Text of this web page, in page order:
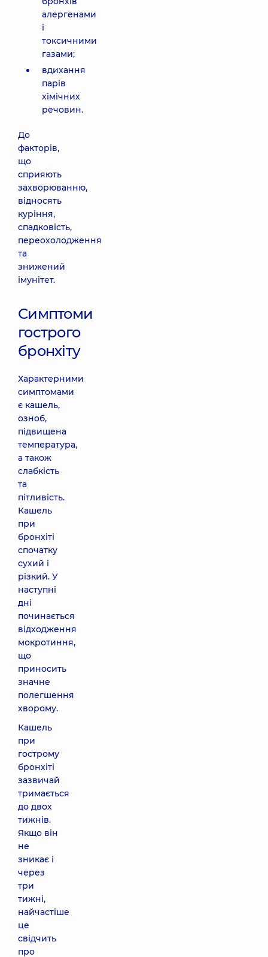
алергенами
і
токсичними
газами;
вдихання
парів
хімічних
речовин.
До
факторів,
що
сприяють
захворюванню,
відносять
куріння,
спадковість,
переохолодження
та
знижений
імунітет.
Симптоми
гострого
бронхіту
Характерними
симптомами
є кашель,
озноб,
підвищена
температура,
а також
слабкість
та
пітливість.
Кашель
при
бронхіті
спочатку
сухий і
різкий. У
наступні
дні
починається
відходження
мокротиння,
що
приносить
значне
полегшення
хворому.
Кашель
при
гострому
бронхіті
зазвичай
тримається
до двох
тижнів.
Якщо він
не
зникає і
через
три
тижні,
найчастіше
це
свідчить
про